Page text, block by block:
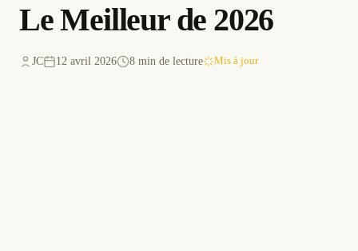
Le Meilleur de 2026
JC 12 avril 2026 8 min de lecture Mis à jour